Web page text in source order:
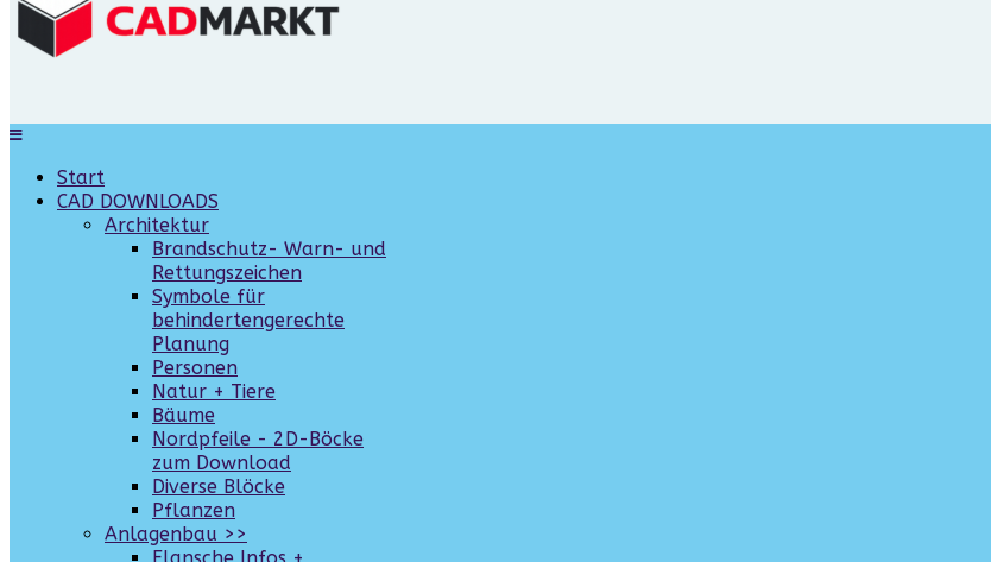
Start
CAD DOWNLOADS
Architektur
Brandschutz- Warn- und
Rettungszeichen
Symbole für
behindertengerechte
Planung
Personen
Natur + Tiere
Bäume
Nordpfeile - 2D-Böcke
zum Download
Diverse Blöcke
Pflanzen
Anlagenbau >>